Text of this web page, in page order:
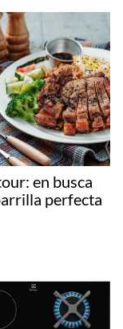
en busca
perfecta